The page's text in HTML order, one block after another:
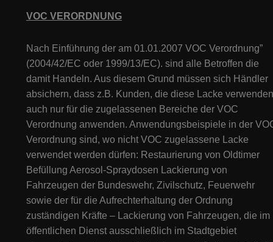
VOC VERORDNUNG
Nach Einführung der am 01.01.2007 VOC Verordnung”
(2004/42/EC oder 1999/13/EC). sind alle Betroffen die
damit Handeln. Aus diesem Grund müssen sich Händler
absichern, dass z.B. Kunden, die diese Lacke
auch nur für die zugelassenen Bereiche der VOC
Verordnung anwenden. Anwendungsbeispiele in der
Verordnung sind, wo nicht VOC zugelassene Lacke
verwendet werden dürfen: Restaurierung von Oldtimer
Befüllung Aerosol-Spraydosen Lackierung von
Fahrzeugen der Bundeswehr, Zivilschutz, Feuerwehr
sowie der für die Aufrechterhaltung der Ordnung
zuständigen Kräfte – Lackierung von Fahrzeugen, die im
öffentlichen Dienst ausschließlich im Stadtgebiet